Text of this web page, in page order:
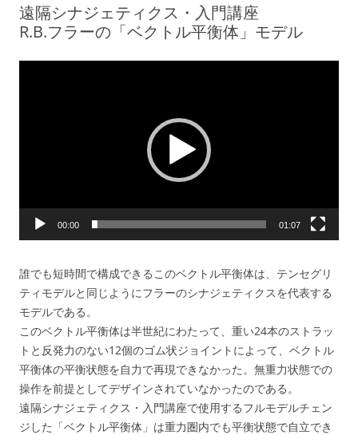
遠隔シナジェティクス・入門講座
R.B.フラーの「ベクトル平衡体」モデル
00:00 01:07
誰でも短時間で構成できるこのベクトル平衡体は、テンセグリ
ティモデルと同じようにフラーのシナジェティクスを代表する
モデルである。
このベクトル平衡体は半世紀にわたって、重い24本のストラッ
トと反発力のない12個のゴム状ジョイントによって、ベクトル
平衡体の平衡状態を自力で再現できなかった。無重力状態での
操作を前提としてデザインされていなかったのである。
遠隔シナジェティクス・入門講座で使用するフルモデルチェン
ジした「ベクトル平衡体」は重力圏内でも平衡状態で自立でき